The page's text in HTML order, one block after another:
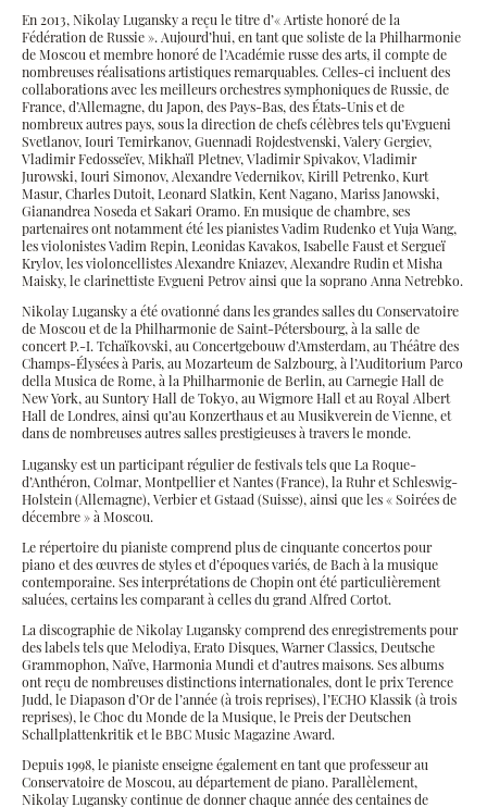
En 2013, Nikolay Lugansky a reçu le titre d’« Artiste honoré de la
Fédération de Russie ». Aujourd’hui, en tant que soliste de la Philharmonie
de Moscou et membre honoré de l’Académie russe des arts, il compte de
nombreuses réalisations artistiques remarquables. Celles-ci incluent des
collaborations avec les meilleurs orchestres symphoniques de Russie, de
France, d’Allemagne, du Japon, des Pays-Bas, des États-Unis et de
nombreux autres pays, sous la direction de chefs célèbres tels qu’Evgueni
Svetlanov, Iouri Temirkanov, Guennadi Rojdestvenski, Valery Gergiev,
Vladimir Fedosseïev, Mikhaïl Pletnev, Vladimir Spivakov, Vladimir
Jurowski, Iouri Simonov, Alexandre Vedernikov, Kirill Petrenko, Kurt
Masur, Charles Dutoit, Leonard Slatkin, Kent Nagano, Mariss Janowski,
Gianandrea Noseda et Sakari Oramo. En musique de chambre, ses
partenaires ont notamment été les pianistes Vadim Rudenko et Yuja Wang,
les violonistes Vadim Repin, Leonidas Kavakos, Isabelle Faust et Sergueï
Krylov, les violoncellistes Alexandre Kniazev, Alexandre Rudin et Misha
Maisky, le clarinettiste Evgueni Petrov ainsi que la soprano Anna Netrebko.
Nikolay Lugansky a été ovationné dans les grandes salles du Conservatoire
de Moscou et de la Philharmonie de Saint-Pétersbourg, à la salle de
concert P.-I. Tchaïkovski, au Concertgebouw d’Amsterdam, au Théâtre des
Champs-Élysées à Paris, au Mozarteum de Salzbourg, à l’Auditorium Parco
della Musica de Rome, à la Philharmonie de Berlin, au Carnegie Hall de
New York, au Suntory Hall de Tokyo, au Wigmore Hall et au Royal Albert
Hall de Londres, ainsi qu’au Konzerthaus et au Musikverein de Vienne, et
dans de nombreuses autres salles prestigieuses à travers le monde.
Lugansky est un participant régulier de festivals tels que La Roque-
d’Anthéron, Colmar, Montpellier et Nantes (France), la Ruhr et Schleswig-
Holstein (Allemagne), Verbier et Gstaad (Suisse), ainsi que les « Soirées de
décembre » à Moscou.
Le répertoire du pianiste comprend plus de cinquante concertos pour
piano et des œuvres de styles et d’époques variés, de Bach à la musique
contemporaine. Ses interprétations de Chopin ont été particulièrement
saluées, certains les comparant à celles du grand Alfred Cortot.
La discographie de Nikolay Lugansky comprend des enregistrements pour
des labels tels que Melodiya, Erato Disques, Warner Classics, Deutsche
Grammophon, Naïve, Harmonia Mundi et d’autres maisons. Ses albums
ont reçu de nombreuses distinctions internationales, dont le prix Terence
Judd, le Diapason d’Or de l’année (à trois reprises), l’ECHO Klassik (à trois
reprises), le Choc du Monde de la Musique, le Preis der Deutschen
Schallplattenkritik et le BBC Music Magazine Award.
Depuis 1998, le pianiste enseigne également en tant que professeur au
Conservatoire de Moscou, au département de piano. Parallèlement,
Nikolay Lugansky continue de donner chaque année des centaines de